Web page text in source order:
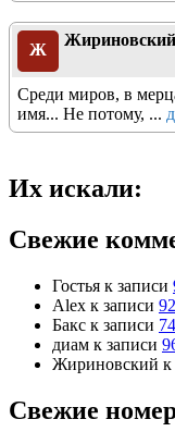
Ж
Жириновский
Среди миров, в
имя... Не потому, ...
Их искали:
Свежие
Гостья к записи
Alex к записи
Бакс к записи
диам к записи
Жириновский к
Свежие